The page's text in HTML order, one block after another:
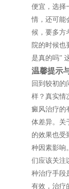
便宜，选择
情，还可能
候，要多方
院的时候也
是真的吗”
温馨提示
回到较初的
样？真实情
癜风治疗的
体差异。关
的效果也受
种因素影响
们应该关注
种治疗手段
有效，治疗